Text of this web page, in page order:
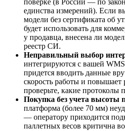
поверке (в России — по
единства измерений). Если
модели без сертификата об
будет использовать для
у продавца, внесена ли
реестр СИ.
Неправильный выбор
интегрируются с вашей
придется вводить данные
скорость работы и повышает
проверьте, какие протоколы
Покупка без учета высоты
платформа (более 70 мм)
— оператору приходится
паллетных весов критична